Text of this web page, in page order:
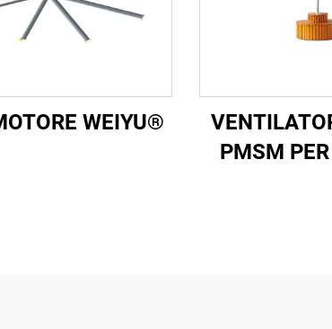
WEIYU®
PMSM